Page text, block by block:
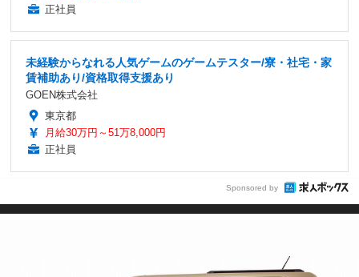
正社員
未経験からなれる人気ゲームのゲームテスター/寮・社宅・家
賃補助あり/資格取得支援あり
GOEN株式会社
東京都
月給30万円～51万8,000円
正社員
Sponsored by